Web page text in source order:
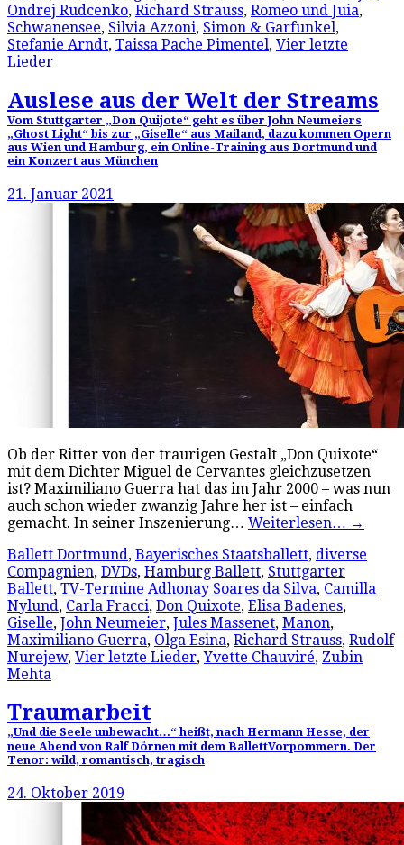
Ondrej Rudcenko, Richard Strauss, Romeo und Juia,
Schwanensee, Silvia Azzoni, Simon & Garfunkel,
Stefanie Arndt, Taissa Pache Pimentel, Vier letzte
Lieder
Auslese aus der Welt der Streams
Vom Stuttgarter „Don Quijote“ geht es über John Neumeiers
„Ghost Light“ bis zur „Giselle“ aus Mailand, dazu kommen Opern
aus Wien und Hamburg, ein Online-Training aus Dortmund und
ein Konzert aus München
21. Januar 2021
Ob der Ritter von der traurigen Gestalt „Don Quixote“
mit dem Dichter Miguel de Cervantes gleichzusetzen
ist? Maximiliano Guerra hat das im Jahr 2000 – was nun
auch schon wieder zwanzig Jahre her ist – einfach
gemacht. In seiner Inszenierung… Weiterlesen… →
Ballett Dortmund, Bayerisches Staatsballett, diverse
Compagnien, DVDs, Hamburg Ballett, Stuttgarter
Ballett, TV-Termine Adhonay Soares da Silva, Camilla
Nylund, Carla Fracci, Don Quixote, Elisa Badenes,
Giselle, John Neumeier, Jules Massenet, Manon,
Maximiliano Guerra, Olga Esina, Richard Strauss, Rudolf
Nurejew, Vier letzte Lieder,Yvette Chauviré, Zubin
Mehta
Traumarbeit
„Und die Seele unbewacht…“ heißt, nach Hermann Hesse, der
neue Abend von Ralf Dörnen mit dem BallettVorpommern. Der
Tenor: wild, romantisch, tragisch
24. Oktober 2019